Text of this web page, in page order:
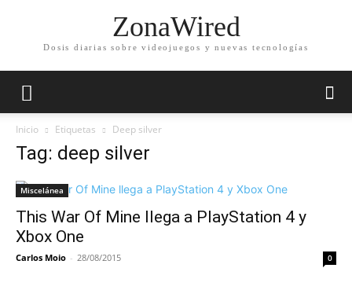
ZonaWired
Dosis diarias sobre videojuegos y nuevas tecnologías
Inicio Etiquetas Deep silver
Tag: deep silver
Miscelánea
This War Of Mine llega a PlayStation 4 y
Xbox One
Carlos Moio - 28/08/2015 0